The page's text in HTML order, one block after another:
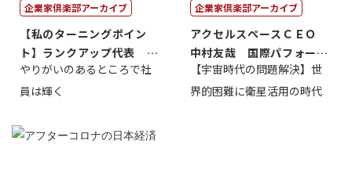
企業家倶楽部アーカイブ
【私のターニングポイン
ト】ランクアップ代表 岩
崎裕美子
やりがいのあるところで社
員は輝く
企業家倶楽部アーカイブ
アクセルスペースＣＥＯ
中村友哉 国際パフォーマ
ンス研究所代...
【宇宙時代の問題解決】世
界的困難に衛星活用の時代